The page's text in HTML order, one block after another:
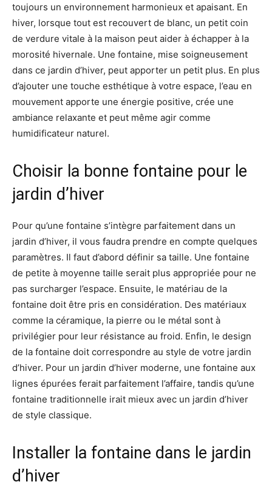
toujours un environnement harmonieux et apaisant. En
hiver, lorsque tout est recouvert de blanc, un petit coin
de verdure vitale à la maison peut aider à échapper à la
morosité hivernale. Une fontaine, mise soigneusement
dans ce jardin d’hiver, peut apporter un petit plus. En plus
d’ajouter une touche esthétique à votre espace, l’eau en
mouvement apporte une énergie positive, crée une
ambiance relaxante et peut même agir comme
humidificateur naturel.
Choisir la bonne fontaine pour le
jardin d’hiver
Pour qu’une fontaine s’intègre parfaitement dans un
jardin d’hiver, il vous faudra prendre en compte quelques
paramètres. Il faut d’abord définir sa taille. Une fontaine
de petite à moyenne taille serait plus appropriée pour ne
pas surcharger l’espace. Ensuite, le matériau de la
fontaine doit être pris en considération. Des matériaux
comme la céramique, la pierre ou le métal sont à
privilégier pour leur résistance au froid. Enfin, le design
de la fontaine doit correspondre au style de votre jardin
d’hiver. Pour un jardin d’hiver moderne, une fontaine aux
lignes épurées ferait parfaitement l’affaire, tandis qu’une
fontaine traditionnelle irait mieux avec un jardin d’hiver
de style classique.
Installer la fontaine dans le jardin
d’hiver